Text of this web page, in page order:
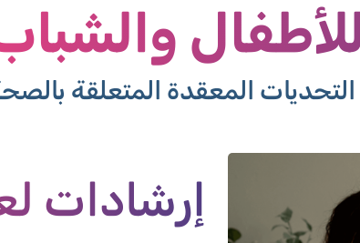
المعقدة المتعلقة
إرشادات